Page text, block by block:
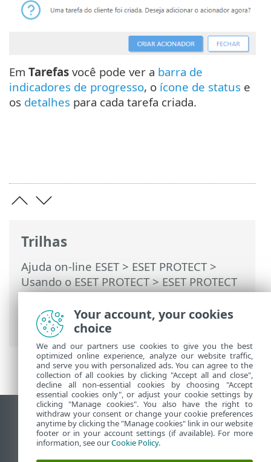
Trilhas
Ajuda on-line ESET> ESET PROTECT>
Usando o ESET PROTECT>ESET PROTECT
Menu principal>Tarefas>Tarefas de
cliente> Atualização de sistema
operacional
Em Tarefas você pode ver a barra de
indicadores de progresso, o ícone de status e
os detalhes para cada tarefa criada.
Ver site para desktop
End of Life
Base de conhecimento ESET
Your account, your cookies
choice
We and our partners use cookies to give you the best
optimized online experience, analyze our website traffic,
and serve you with personalized ads. You can agree to the
collection of all cookies by clicking "Accept all and close",
decline all non-essential cookies by choosing "Accept
essential cookies only", or adjust your cookie settings by
clicking "Manage cookies". You also have the right to
withdraw your consent or change your cookie preferences
anytime by clicking the "Manage cookies" link in our website
footer or in your account settings (if available). For more
information, see ourCookie Policy.